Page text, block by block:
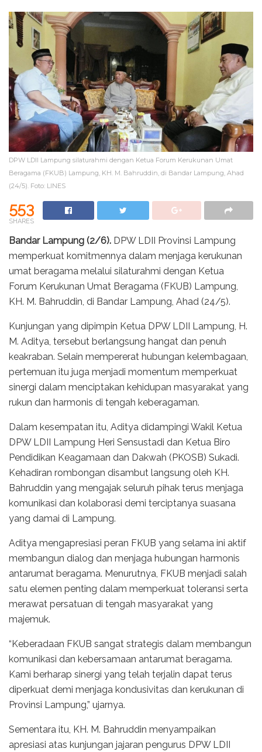
DPW LDII Lampung silaturahmi dengan Ketua Forum Kerukunan Umat
Beragama (FKUB) Lampung, KH. M. Bahruddin, di Bandar Lampung, Ahad
(24/5). Foto: LINES
553
SHARES
Bandar Lampung (2/6). DPW LDII Provinsi Lampung
memperkuat komitmennya dalam menjaga kerukunan
umat beragama melalui silaturahmi dengan Ketua
Forum Kerukunan Umat Beragama (FKUB) Lampung,
KH. M. Bahruddin, di Bandar Lampung, Ahad (24/5).
Kunjungan yang dipimpin Ketua DPW LDII Lampung, H.
M. Aditya, tersebut berlangsung hangat dan penuh
keakraban. Selain mempererat hubungan kelembagaan,
pertemuan itu juga menjadi momentum memperkuat
sinergi dalam menciptakan kehidupan masyarakat yang
rukun dan harmonis di tengah keberagaman.
Dalam kesempatan itu, Aditya didampingi Wakil Ketua
DPW LDII Lampung Heri Sensustadi dan Ketua Biro
Pendidikan Keagamaan dan Dakwah (PKOSB) Sukadi.
Kehadiran rombongan disambut langsung oleh KH.
Bahruddin yang mengajak seluruh pihak terus menjaga
komunikasi dan kolaborasi demi terciptanya suasana
yang damai di Lampung.
Aditya mengapresiasi peran FKUB yang selama ini aktif
membangun dialog dan menjaga hubungan harmonis
antarumat beragama. Menurutnya, FKUB menjadi salah
satu elemen penting dalam memperkuat toleransi serta
merawat persatuan di tengah masyarakat yang
majemuk.
“Keberadaan FKUB sangat strategis dalam membangun
komunikasi dan kebersamaan antarumat beragama.
Kami berharap sinergi yang telah terjalin dapat terus
diperkuat demi menjaga kondusivitas dan kerukunan di
Provinsi Lampung,” ujarnya.
Sementara itu, KH. M. Bahruddin menyampaikan
apresiasi atas kunjungan jajaran pengurus DPW LDII